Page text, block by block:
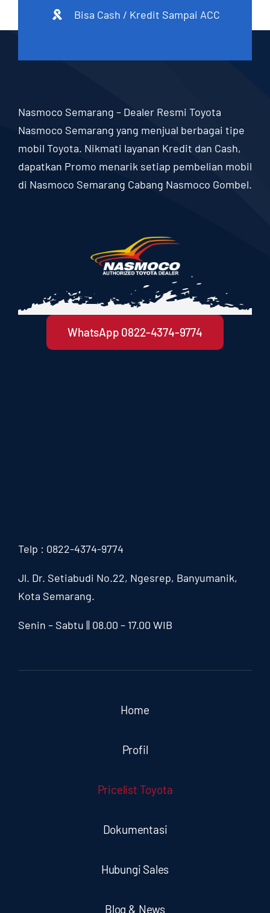
Bisa Cash / Kredit Sampai ACC
Nasmoco Semarang – Dealer Resmi Toyota
Nasmoco Semarang yang menjual berbagai tipe
mobil Toyota. Nikmati layanan Kredit dan Cash,
dapatkan Promo menarik setiap pembelian mobil
di Nasmoco Semarang Cabang Nasmoco Gombel.
WhatsApp 0822-4374-9774
Telp : 0822-4374-9774
Jl. Dr. Setiabudi No.22, Ngesrep, Banyumanik,
Kota Semarang.
Senin – Sabtu || 08.00 – 17.00 WIB
Home
Profil
Pricelist Toyota
Dokumentasi
Hubungi Sales
Blog & News